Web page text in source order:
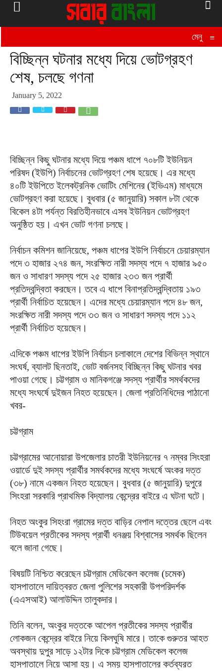
মেনু ≡
বিচ্ছিন্ন ঘটনার মধ্যে দিয়ে ভোটগ্রহণ
শেষ, চলছে গণনা
January 5, 2022
বিচ্ছিন্ন কিছু ঘটনার মধ্যে দিয়ে পঞ্চম ধাপে ৭০৮টি ইউনিয়ন
পরিষদ (ইউপি) নির্বাচনের ভোটগ্রহণ শেষ হয়েছে। এর মধ্যে
৪০টি ইউপিতে ইলেকট্রনিক ভোটিং মেশিনের (ইভিএম) মাধ্যমে
ভোটগ্রহণ করা হয়েছে। বুধবার (৫ জানুয়ারি) সকাল ৮টা থেকে
বিকেল ৪টা পর্যন্ত বিরতিহীনভাবে এসব ইউনিয়ন ভোটগ্রহণ
অনুষ্ঠিত হয়। এখন ভোট গণনা চলছে।
নির্বাচন কমিশন জানিয়েছে, পঞ্চম ধাপের ইউপি নির্বাচনে চেয়ারম্যান
পদে ৩ হাজার ২৭৪ জন, সংরক্ষিত নারী সদস্য পদে ৭ হাজার ৯৫০
জন ও সাধারণ সদস্য পদে ২৫ হাজার ২৩৩ জন প্রার্থী
প্রতিদ্বন্দ্বিতা করছেন। তবে এ ধাপে বিনাপ্রতিদ্বন্দ্বিতায় ১৯৩
প্রার্থী নির্বাচিত হয়েছেন। এদের মধ্যে চেয়ারম্যান পদে ৪৮ জন,
সংরক্ষিত নারী সদস্য পদে ৩৩ জন ও সাধারণ সদস্য পদে ১১২
প্রার্থী নির্বাচিত হয়েছেন।
এদিকে পঞ্চম ধাপের ইউপি নির্বাচন চলাকালে দেশের বিভিন্ন স্থানে
সংঘর্ষ, ব্যালট ছিনতাই, ভোট বর্জনসহ বিচ্ছিন্ন কিছু ঘটনার খবর
পাওয়া গেছে। চট্টগ্রাম ও মানিকগঞ্জে সদস্য প্রার্থীর সমর্থকদের
মধ্যে সংঘর্ষে দুইজন নিহত হয়েছেন। জেলা প্রতিনিধিদের পাঠানো
খবর-
চট্টগ্রাম
চট্টগ্রামের আনোয়ারা উপজেলার চাতরী ইউনিয়নের ৭ নম্বর সিংহরা
ওয়ার্ডে দুই সদস্য প্রার্থীর সমর্থকদের মধ্যে সংঘর্ষে অংকর দত্ত
(৩৮) নামে একজন নিহত হয়েছেন। বুধবার (৫ জানুয়ারি) দুপুরে
সিংহরা সরকারি প্রাথমিক বিদ্যালয় কেন্দ্রের বাইরে এ ঘটনা ঘটে।
নিহত অংকুর সিহংরা গ্রামের দত্ত বাড়ির নেপাল দত্তের ছেলে এবং
টিউবয়েল প্রতীকের সদস্য প্রার্থী ধনঞ্জয় বিশ্বাসের সমর্থক ছিলেন
বলে জানা গেছে।
বিষয়টি নিশ্চিত করেছেন চট্টগ্রাম মেডিকেল কলেজ (চমেক)
হাসপাতালে দায়িত্বরত জেলা পুলিশের সহকারী উপপরিদর্শক
(এএসআই) আলাউদ্দিন তালুকদার।
তিনি বলেন, অংকুর দত্তকে আপেল প্রতীকের সদস্য প্রার্থীর
লোকজন কেন্দ্রের বাইরে নিয়ে কিলঘুষি মারে। তাকে গুরুতর আহত
অবস্থায় দুপুর সাড়ে ১২টার দিকে চট্টগ্রাম মেডিকেল কলেজ
হাসপাতালে নিয়ে আসা হয়। এ সময় হাসপাতালের কর্তব্যরত